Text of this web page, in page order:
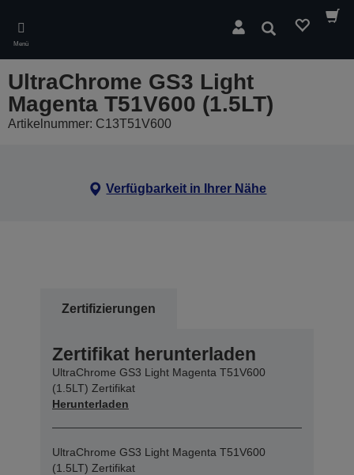
main
content
Menü
Suchen
UltraChrome GS3 Light
Magenta T51V600 (1.5LT)
Artikelnummer: C13T51V600
Verfügbarkeit in Ihrer Nähe
Zertifizierungen
Zertifikat herunterladen
UltraChrome GS3 Light Magenta T51V600
(1.5LT) Zertifikat
Herunterladen
UltraChrome GS3 Light Magenta T51V600
(1.5LT) Zertifikat